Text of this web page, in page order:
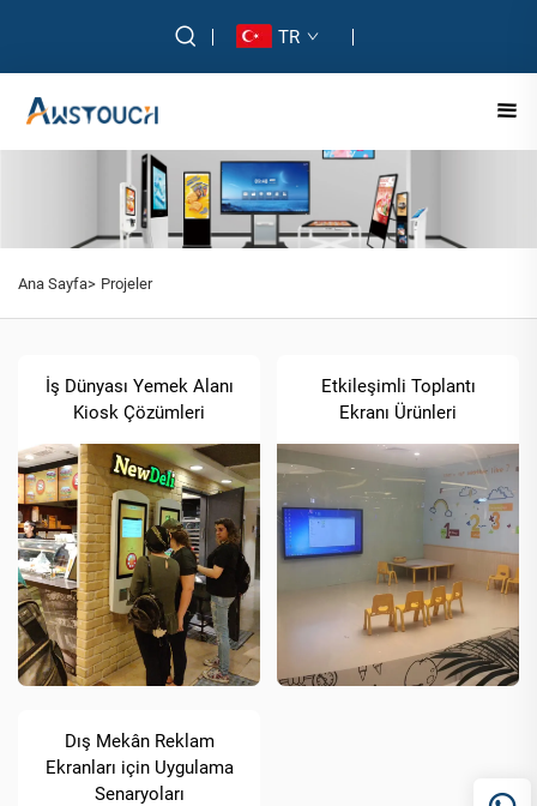
TR
Ana Sayfa> Projeler
İş Dünyası Yemek Alanı
Kiosk Çözümleri
Etkileşimli Toplantı
Ekranı Ürünleri
Dış Mekân Reklam
Ekranları için Uygulama
Senaryoları